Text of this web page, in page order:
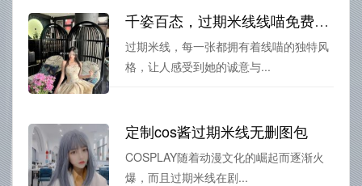
千姿百态，过期米线线喵免费图片的摄影图集分享
过期米线，每一张都拥有着线喵的独特风
格，让人感受到她的诚意与...
定制cos酱过期米线无删图包
COSPLAY随着动漫文化的崛起而逐渐火
爆，而且过期米线在剧...